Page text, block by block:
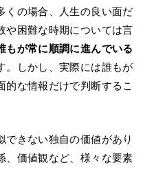
くの場合、人生の良い面だ
や困難な時期については言
もが常に順調に進んでいる
。しかし、実際には誰もが
な情報だけで判断するこ
できない独自の価値があり
、価値観など、様々な要素